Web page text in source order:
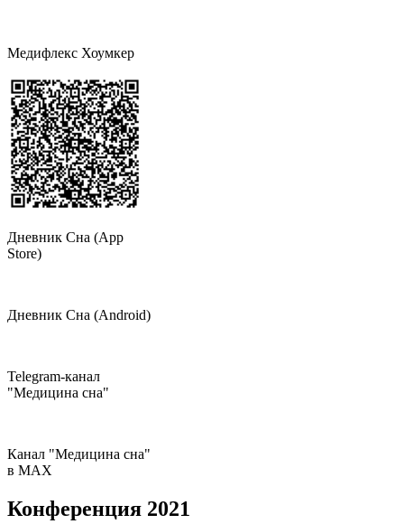
Медифлекс Хоумкер
Дневник Сна (App
Store)
Дневник Сна (Android)
Telegram-канал
"Медицина сна"
Канал "Медицина сна"
в МAX
Конференция 2021